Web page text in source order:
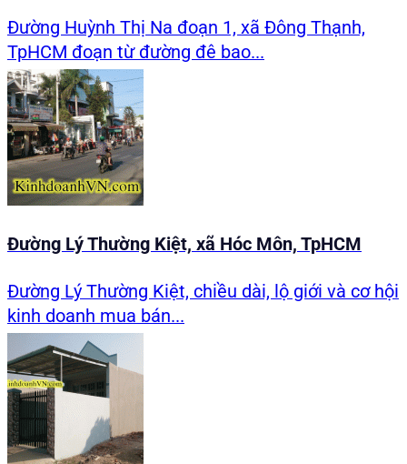
Đường Huỳnh Thị Na đoạn 1, xã Đông Thạnh,
TpHCM đoạn từ đường đê bao...
Đường Lý Thường Kiệt, xã Hóc Môn, TpHCM
Đường Lý Thường Kiệt, chiều dài, lộ giới và cơ hội
kinh doanh mua bán...